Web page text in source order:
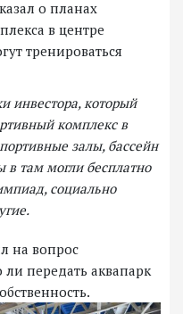
о планах
в центре
тренироваться
инвестора, который
комплекс в
залы, бассейн
в там могли бесплатно
социально
на вопрос
передать аквапарк